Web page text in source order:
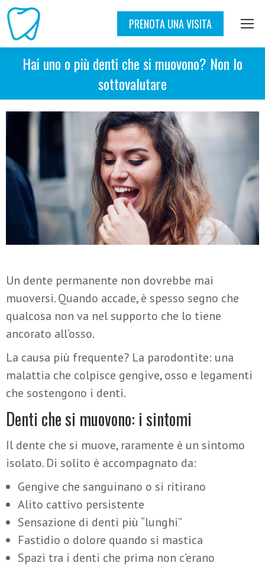
PRENOTA UNA VISITA
Hai uno o più denti che si muovono? Non lo
sottovalutare
Un dente permanente non dovrebbe mai
muoversi. Quando accade, è spesso segno che
qualcosa non va nel supporto che lo tiene
ancorato all’osso.
La causa più frequente? La parodontite: una
malattia che colpisce gengive, osso e legamenti
che sostengono i denti.
Denti che si muovono: i sintomi
Il dente che si muove, raramente è un sintomo
isolato. Di solito è accompagnato da:
Gengive che sanguinano o si ritirano
Alito cattivo persistente
Sensazione di denti più “lunghi”
Fastidio o dolore quando si mastica
Spazi tra i denti che prima non c’erano